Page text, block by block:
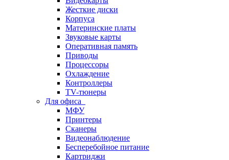
Жесткие диски
Корпуса
Материнские платы
Звуковые карты
Оперативная память
Приводы
Процессоры
Охлаждение
Контроллеры
TV-тюнеры
Для офиса
МФУ
Принтеры
Сканеры
Видеонаблюдение
Бесперебойное питание
Картриджи